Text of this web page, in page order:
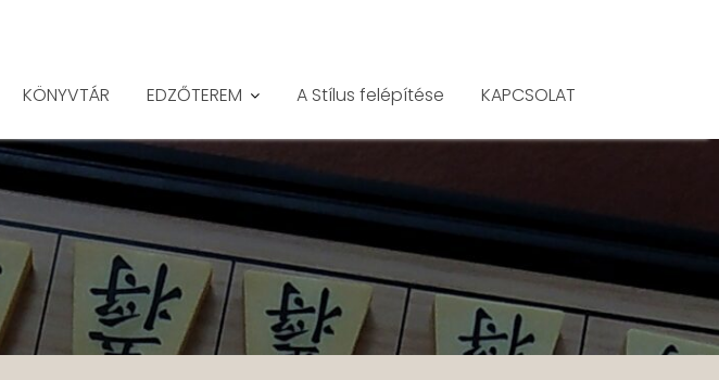
KÖNYVTÁR EDZŐTEREM A Stílus felépítése KAPCSOLAT